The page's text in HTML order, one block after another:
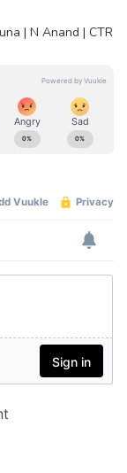
| N Anand | CTR